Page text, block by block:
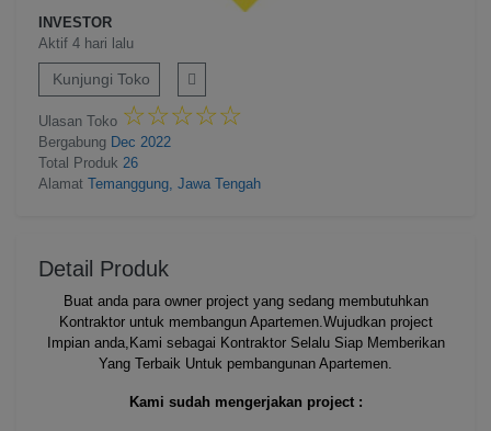
INVESTOR
Aktif 4 hari lalu
Kunjungi Toko
Ulasan Toko ☆☆☆☆☆
★★★★★
Bergabung Dec 2022
Total Produk 26
Alamat Temanggung, Jawa Tengah
Detail Produk
Buat anda para owner project yang sedang membutuhkan
Kontraktor untuk membangun Apartemen.Wujudkan project
Impian anda,Kami sebagai Kontraktor Selalu Siap Memberikan
Yang Terbaik Untuk pembangunan Apartemen.
Kami sudah mengerjakan project :